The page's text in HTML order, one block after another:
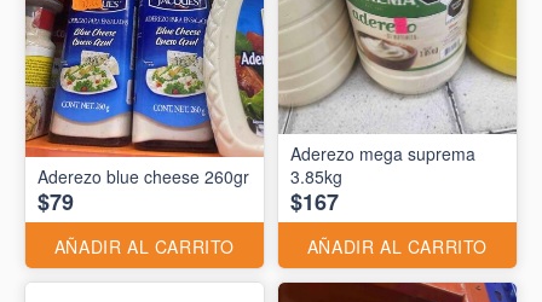
Aderezo blue cheese 260gr
$79
AÑADIR AL CARRITO
Aderezo mega suprema
3.85kg
$167
AÑADIR AL CARRITO